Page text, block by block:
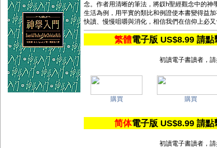
念。作者用清晰的筆法，將釵h聖經觀念中的
生活為例，用平實的類比和例證使本書變得益
快讀、慢慢咀嚼與消化，相信我們在信仰上必
繁體電子版 US$8.99 請
初讀電子書讀者，
購買 購買
简体電子版 US$8.99 請
初讀電子書讀者，